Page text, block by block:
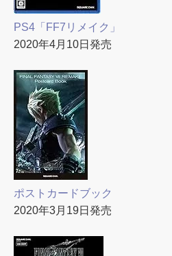
PS4「FF7リメイク」
2020年4月10日発売
ポストカードブック
2020年3月19日発売